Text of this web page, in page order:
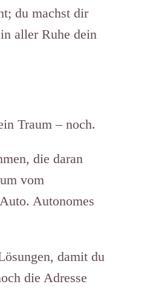
du machst dir
aller Ruhe dein
Traum – noch.
die daran
vom
Autonomes
damit du
die Adresse